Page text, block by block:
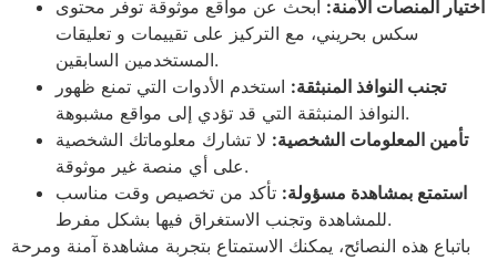
اختيار المنصات الآمنة: ابحث عن مواقع موثوقة توفر محتوى
سكس بحريني، مع التركيز على تقييمات و تعليقات
المستخدمين السابقين.
تجنب النوافذ المنبثقة: استخدم الأدوات التي تمنع ظهور
النوافذ المنبثقة التي قد تؤدي إلى مواقع مشبوهة.
تأمين المعلومات الشخصية: لا تشارك معلوماتك الشخصية
على أي منصة غير موثوقة.
استمتع بمشاهدة مسؤولة: تأكد من تخصيص وقت مناسب
للمشاهدة وتجنب الاستغراق فيها بشكل مفرط.
باتباع هذه النصائح، يمكنك الاستمتاع بتجربة مشاهدة آمنة ومرحة